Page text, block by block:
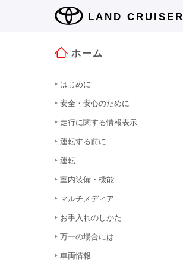
LAND CRUISER
ホーム
はじめに
安全・安心のために
走行に関する情報表示
運転する前に
運転
室内装備・機能
マルチメディア
お手入れのしかた
万一の場合には
車両情報